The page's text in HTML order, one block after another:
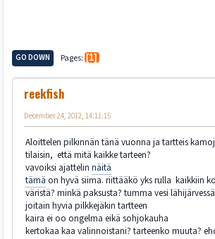
GO DOWN Pages 1
reekfish
December 24, 2012, 14:11:15
Aloittelen pilkinnän tänä vuonna ja tartteis
tilaisin, että mitä kaikke tarteen?
vavoiksi ajattelin näitä
tämä on hyvä siima. riittääkö yks rulla kaikkiin
väristä? minkä paksusta? tumma vesi lähijärvessä
joitain hyvia pilkkejäkin tartteen
kaira ei oo ongelma eikä sohjokauha
kertokaa kaa valinnoistani? tarteenko muuta?